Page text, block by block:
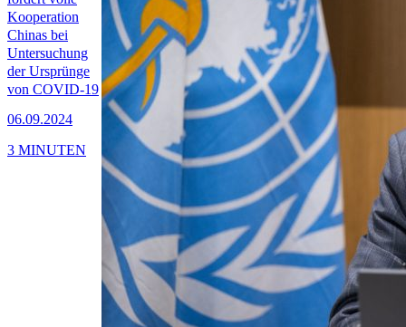
Kooperation
Chinas bei
Untersuchung
der Ursprünge
von COVID-19
06.09.2024
3 MINUTEN